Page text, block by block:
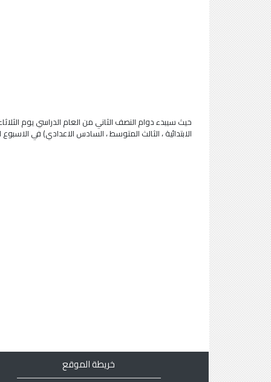
الابتدائية ، الثالث المتوسط ، السادس الاعدادي) في
خريطة الموقع